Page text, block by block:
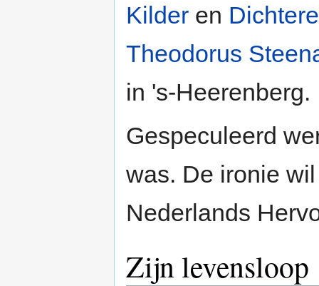
Kilder en
Theodorus
in 's-Heerenberg.
Gespeculeerd
was. De ironie
Nederlands
Zijn levensloop